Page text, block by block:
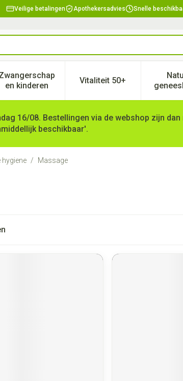
Veilige betalingen Apothekersadvies Snelle
en hygiëne categorie
voor Dieet, voeding en vitamines categorie
en kinderenToon submenu voor Zwangerschap en
Vitaliteit 50+Toon submenu voor
16/08. Bestellingen via de webshop zijn
beschikbaar'.
hygiene / Massage